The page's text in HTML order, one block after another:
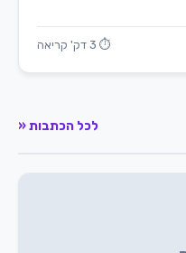
⏱ 3 דק' קריאה
לכל הכתבות «